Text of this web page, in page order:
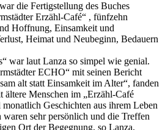
die Fertigstellung des Buches
Erzähl-Café“ , fünfzehn
Hoffnung, Einsamkeit und
Heimat und Neubeginn, Bedauern
war laut Lanza so simpel wie genial.
ECHO“ mit seinen Bericht
alt statt Einsamkeit im Alter“, fanden
ältere Menschen im „Erzähl-Café
Geschichten aus ihrem Leben
sehr persönlich und die Treffen
Ort der Begegnung, so Lanza.